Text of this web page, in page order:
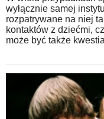
wyłącznie samej
rozpatrywane na niej
kontaktów z dziećmi,
może być także